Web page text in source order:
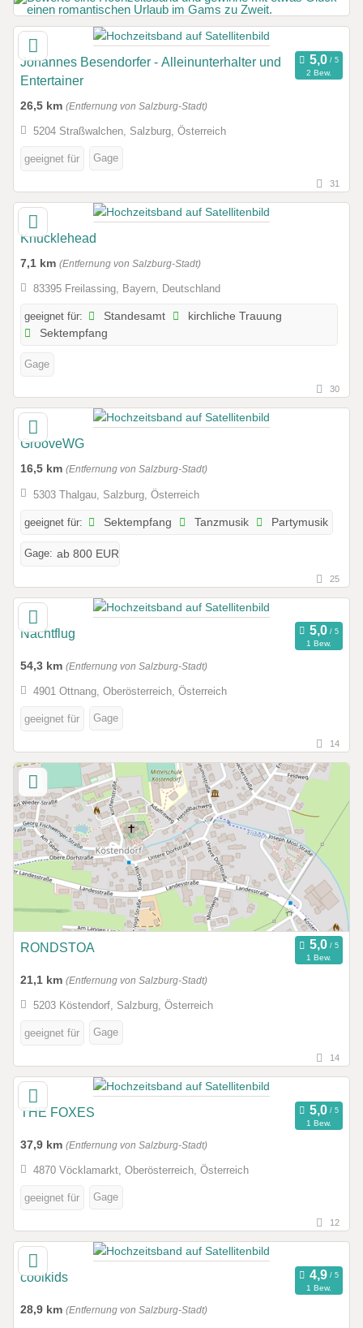
Johannes Besendorfer - Alleinunterhalter und
Entertainer
2 Bew.
26,5 km (Entfernung von Salzburg-Stadt)
5204 Straßwalchen, Salzburg, Österreich
geeignet für Gage
31
Knucklehead
7,1 km (Entfernung von Salzburg-Stadt)
83395 Freilassing, Bayern, Deutschland
geeignet für: Standesamt
kirchliche Trauung
Sektempfang
Gage
30
GrooveWG
16,5 km (Entfernung von Salzburg-Stadt)
5303 Thalgau, Salzburg, Österreich
geeignet für: Sektempfang Tanzmusik Partymusik
Gage: ab 800 EUR
25
Nachtflug
1 Bew.
54,3 km (Entfernung von Salzburg-Stadt)
4901 Ottnang, Oberösterreich, Österreich
geeignet für Gage
14
RONDSTOA
1 Bew.
21,1 km (Entfernung von Salzburg-Stadt)
5203 Köstendorf, Salzburg, Österreich
geeignet für Gage
14
THE FOXES
1 Bew.
37,9 km (Entfernung von Salzburg-Stadt)
4870 Vöcklamarkt, Oberösterreich, Österreich
geeignet für Gage
12
coolkids
1 Bew.
28,9 km (Entfernung von Salzburg-Stadt)